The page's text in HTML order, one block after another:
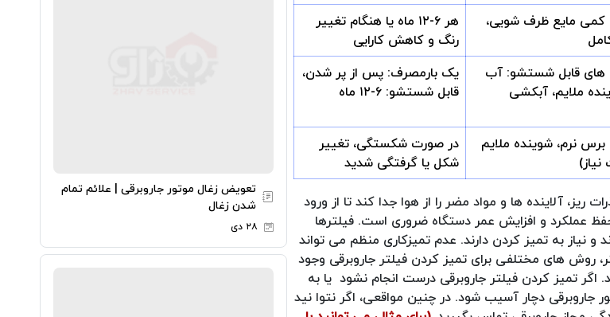
کمی مایع ظرف شویی،
هر ۶-۱۲ ماه یا هنگام تغییر
رنگ و کاهش کارایی
های قابل شستشو: آب
ملایم، آبکشی
یک بارمصرف: پس از پر شدن،
قابل شستشو: ۶-۱۲ ماه
نرم، شوینده ملایم
در صورت شکستگی، تغییر
شکل یا گرفتگی شدید
آلاینده ها و مواد مضر را از هوا جدا کند تا از ورود
عملکرد و افزایش عمر دستگاه ضروری است. فیلترها
نیاز به تمیز کردن دارند. عدم تمیزکاری منظم می تواند
روش های مختلفی برای تمیز کردن فیلتر جاروبرقی وجود
تمیز کردن فیلتر جاروبرقی درست انجام نشود یا به
دچار آسیب شود. در چنین مواقعی، اگر نتوا نید
تعویض زغال موتور جاروبرقی | علائم تمام
شدن زغال
۲۸ دی